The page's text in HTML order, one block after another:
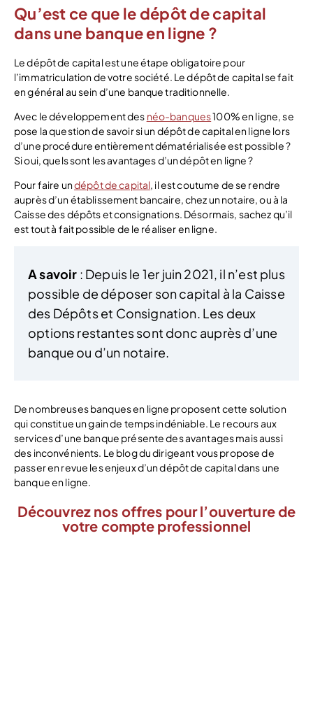
Qu’est ce que le dépôt de capital
dans une banque en ligne ?
Le dépôt de capital est une étape obligatoire pour
l’immatriculation de votre société. Le dépôt de capital se fait
en général au sein d’une banque traditionnelle.
Avec le développement des néo-banques100% en ligne, se
pose la question de savoir si un dépôt de capital en ligne lors
d’une procédure entièrement dématérialisée est possible ?
Si oui, quels sont les avantages d’un dépôt en ligne ?
Pour faire undépôt de capital, il est coutume de se rendre
auprès d’un établissement bancaire, chez un notaire, ou à la
Caisse des dépôts et consignations. Désormais, sachez qu’il
est tout à fait possible de le réaliser en ligne.
A savoir : Depuis le 1er juin 2021, il n’est plus
possible de déposer son capital à la Caisse
des Dépôts et Consignation. Les deux
options restantes sont donc auprès d’une
banque ou d’un notaire.
De nombreuses banques en ligne proposent cette solution
qui constitue un gain de temps indéniable. Le recours aux
services d’une banque présente des avantages mais aussi
des inconvénients. Le blog du dirigeant vous propose de
passer en revue les enjeux d’un dépôt de capital dans une
banque en ligne.
Découvrez nos offres pour l’ouverture de
votre compte professionnel